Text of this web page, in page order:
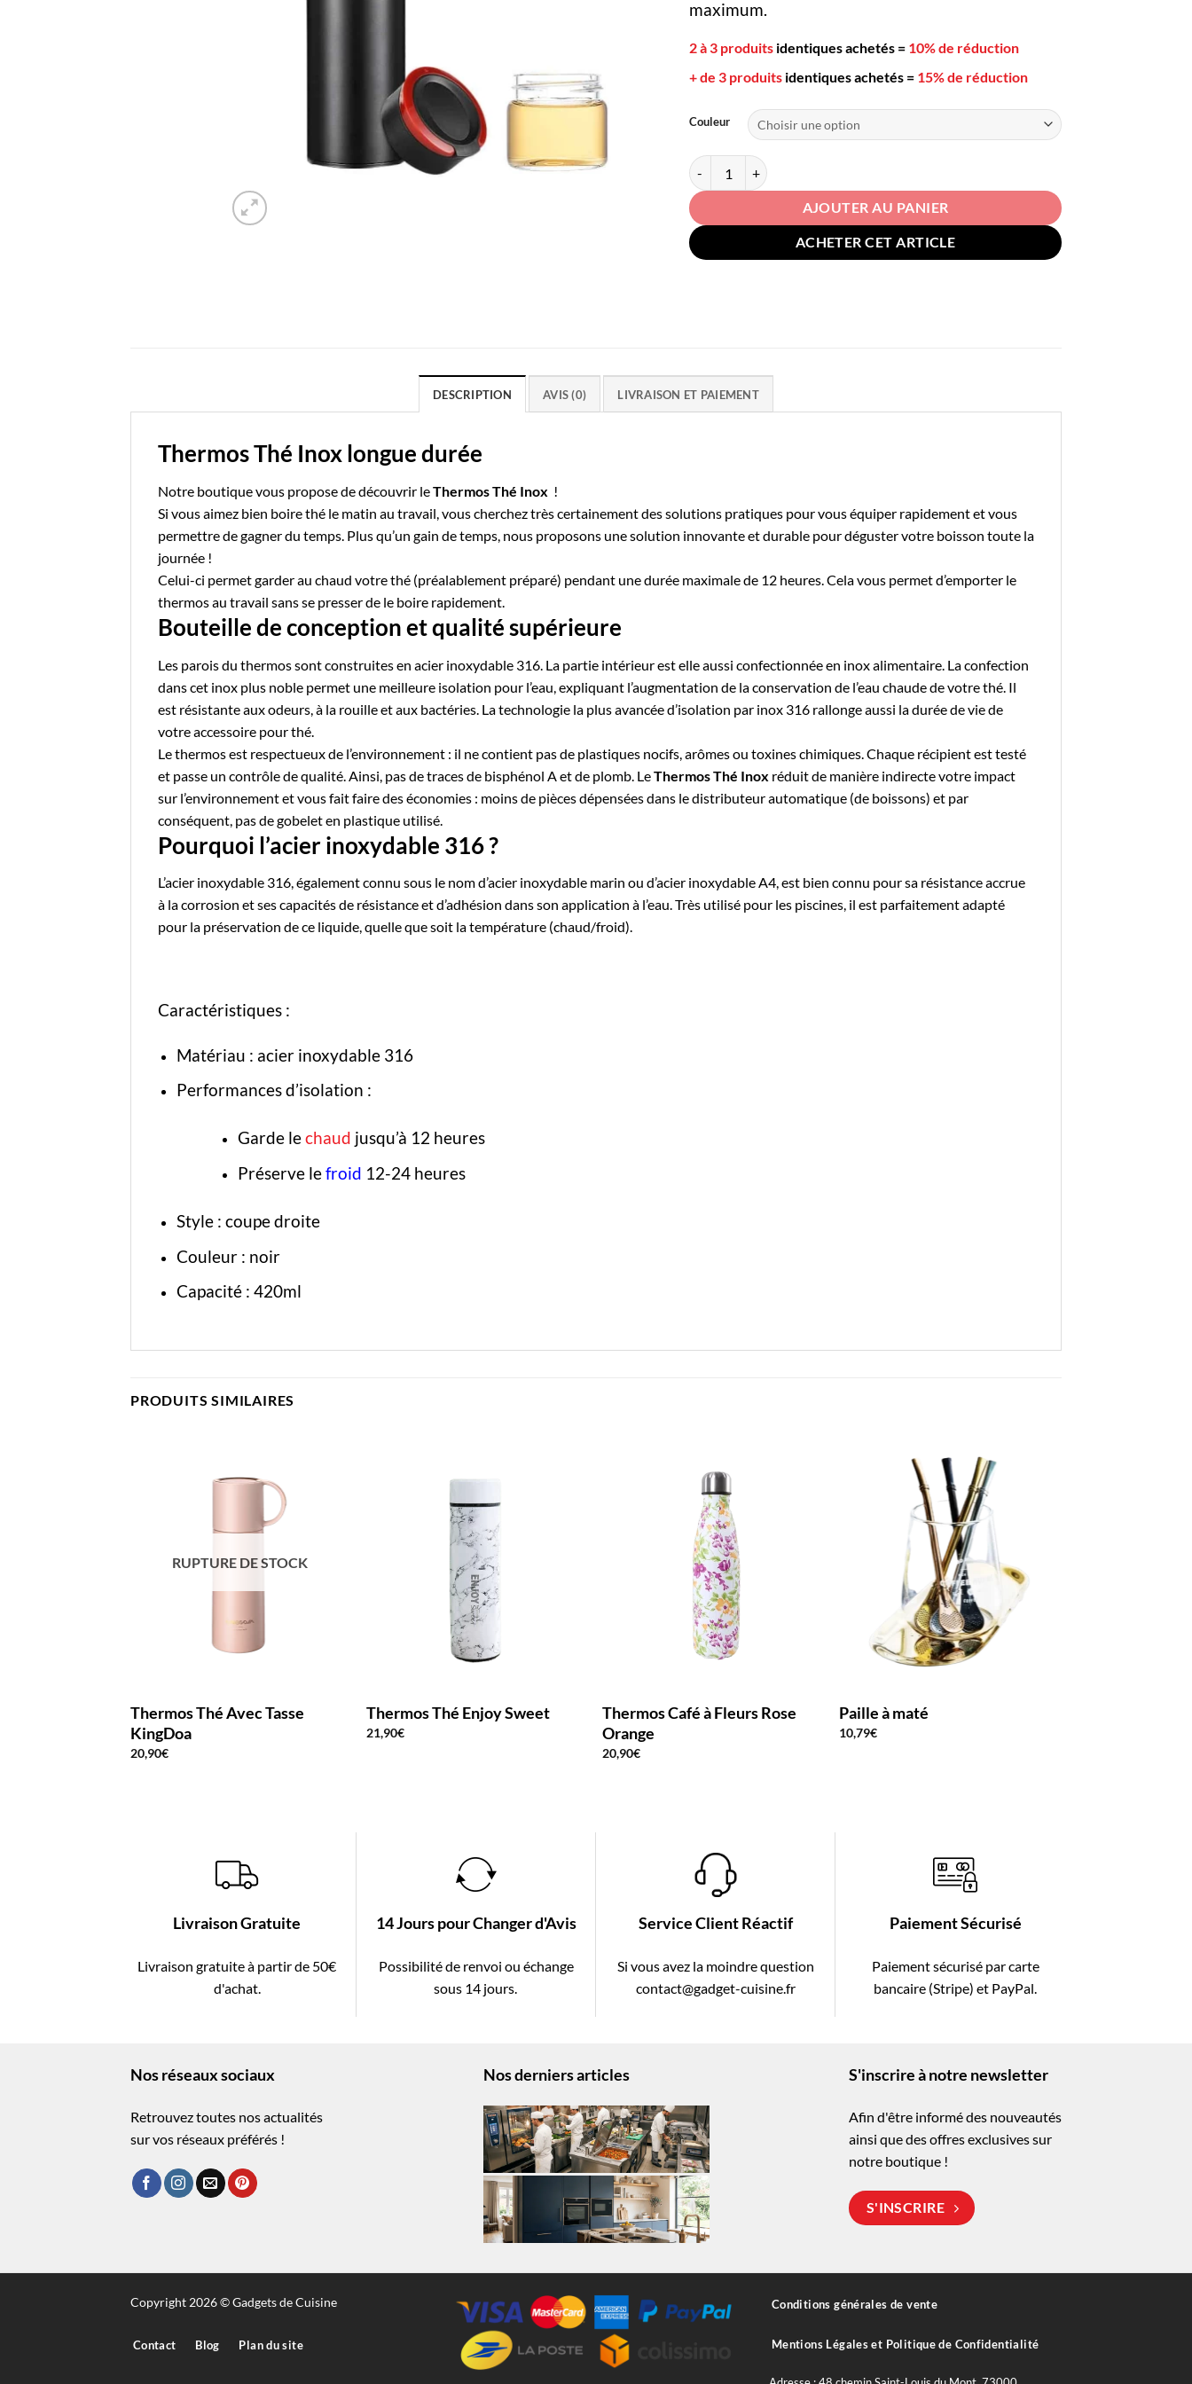
maximum.
2 à 3 produits identiques achetés = 10% de réduction
+ de 3 produits identiques achetés = 15% de réduction
Couleur
quantité de Thermos Thé Inox
AJOUTER AU PANIER
ACHETER CET ARTICLE
DESCRIPTION AVIS (0) LIVRAISON ET PAIEMENT
Thermos Thé Inox longue durée
Notre boutiquevous propose de découvrir leThermos Thé Inox !
Si vous aimez bien boire thé le matin au travail, vous cherchez très certainement des solutions pratiques pour vous équiper rapidement et vous
permettre de gagner du temps. Plus qu’un gain de temps, nous proposons une solution innovante et durable pour déguster votre boisson toute la
journée !
Celui-ci permet garder au chaud votre thé (préalablement préparé) pendant une durée maximale de 12 heures. Cela vous permet d’emporter le
thermos au travail sans se presser de le boire rapidement.
Bouteille de conception et qualité supérieure
Les parois du thermos sont construites en acier inoxydable 316. La partie intérieur est elle aussi confectionnée en inox alimentaire. La confection
dans cet inox plus noble permet une meilleure isolation pour l’eau, expliquant l’augmentation de la conservation de l’eau chaude de votre thé. Il
est résistante aux odeurs, à la rouille et aux bactéries. La technologie la plus avancée d’isolation par inox 316 rallonge aussi la durée de vie de
votreaccessoire pour thé
Le thermos est respectueux de l’environnement : il ne contient pas de plastiques nocifs, arômes ou toxines chimiques. Chaque récipient est testé
et passe un contrôle de qualité. Ainsi, pas de traces de bisphénol A et de plomb. LeThermos Thé Inox réduit de manière indirecte votre impact
sur l’environnement et vous fait faire des économies : moins de pièces dépensées dans le distributeur automatique (de boissons) et par
conséquent, pas de gobelet en plastique utilisé.
Pourquoi l’acier inoxydable 316 ?
L’acier inoxydable 316, également connu sous le nom d’acier inoxydable marin ou d’acier inoxydable A4, est bien connu pour sa résistance accrue
à la corrosion et ses capacités de résistance et d’adhésion dans son application à l’eau. Très utilisé pour les piscines, il est parfaitement adapté
pour la préservation de ce liquide, quelle que soit la température (chaud/froid).
Caractéristiques :
Matériau : acier inoxydable 316
Performances d’isolation :
Garde lechaud jusqu’à 12 heures
Préserve lefroid 12-24 heures
Style : coupe droite
Couleur : noir
Capacité : 420ml
PRODUITS SIMILAIRES
RUPTURE DE STOCK
Thermos Thé Avec Tasse
KingDoa
20,90€
Thermos Thé Enjoy Sweet
21,90€
Thermos Café à Fleurs Rose
Orange
20,90€
Paille à maté
10,79€
Livraison Gratuite
Livraison gratuite à partir de 50€
d'achat.
14 Jours pour Changer d'Avis
Possibilité de renvoi ou échange
sous 14 jours.
Service Client Réactif
Si vous avez la moindre question
contact@gadget-cuisine.fr
Paiement Sécurisé
Paiement sécurisé par carte
bancaire (Stripe) et PayPal.
Nos réseaux sociaux
Retrouvez toutes nos actualités
sur vos réseaux préférés !
Nos derniers articles S'inscrire à notre newsletter
Afin d'être informé des nouveautés
ainsi que des offres exclusives sur
notre boutique !
S'INSCRIRE
Copyright 2026 © Gadgets de Cuisine
Contact Blog Plan du site
Conditions générales de vente
Mentions Légales et Politique de Confidentialité